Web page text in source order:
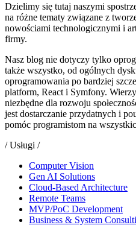
Dzielimy się tutaj naszymi
na różne tematy związane z
nowościami technologicznymi i
firmy.
Nasz blog nie dotyczy tylko
także wszystko, od ogólnych
oprogramowania po bardziej
platform, React i Symfony.
niezbędne dla rozwoju
jest dostarczanie przydatnych i
pomóc programistom na
/ Usługi /
Computer Vision
Gen AI Solutions
Cloud-Based Architecture
Remote Teams
MVP/PoC Development
Business & System